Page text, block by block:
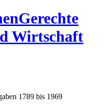
Wirtschaft